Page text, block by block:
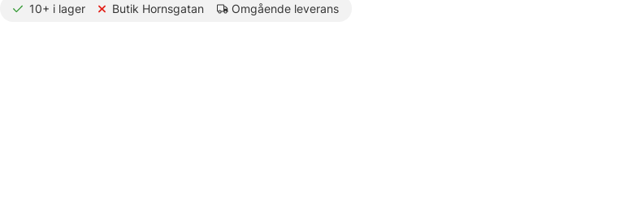
10+ i lager Butik Hornsgatan Omgående leverans